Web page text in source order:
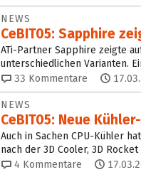
NEWS
CeBIT05: Sapphire
ATi-Partner Sapphire zeigte
unterschiedlichen Varianten.
33 Kommentare
NEWS
CeBIT05: Neue
Auch in Sachen CPU-Kühler
nach der 3D Cooler, 3D
4 Kommentare